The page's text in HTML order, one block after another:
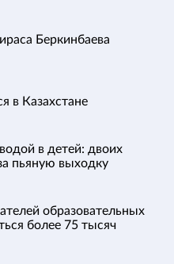
Беркинбаева
в Казахстане
в детей: двоих
пьяную выходку
образовательных
более 75 тысяч